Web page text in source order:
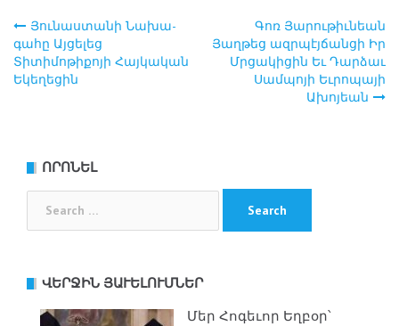
Post
navigation
­Յունաստանի Նա­խա­
գահը Այցելեց
Տիտիմոթիքոյի Հայկական
Եկեղեցին
Գոռ Յարութիւնեան
Յաղթեց ազրպէյճանցի Իր
Մրցակիցին Եւ Դարձաւ
Սամպոյի Եւրոպայի
Ախոյեան
ՈՐՈՆԵԼ
ՎԵՐՋԻՆ ՅԱՒԵԼՈՒՄՆԵՐ
Մեր Հոգեւոր Եղբօր՝